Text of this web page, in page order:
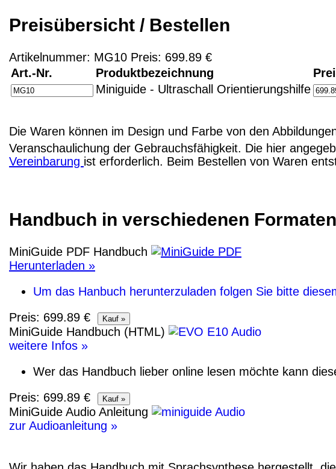
Preisübersicht / Bestellen
Artikelnummer: MG10 Preis: 699.89 €
Art.-Nr.
Produktbezeichnung
Miniguide - Ultraschall Orientierungshilfe
Die Waren können im Design und Farbe von den
Veranschaulichung der Gebrauchsfähigkeit. Die hier
Vereinbarung ist erforderlich. Beim Bestellen von Waren
Handbuch in verschiedenen Formaten
MiniGuide PDF Handbuch
Herunterladen »
Um das Hanbuch herunterzuladen folgen Sie bitte
Preis: 699.89 €
MiniGuide Handbuch (HTML)
weitere Infos »
Wer das Handbuch lieber online lesen möchte kann
Preis: 699.89 €
MiniGuide Audio Anleitung
zur Audioanleitung »